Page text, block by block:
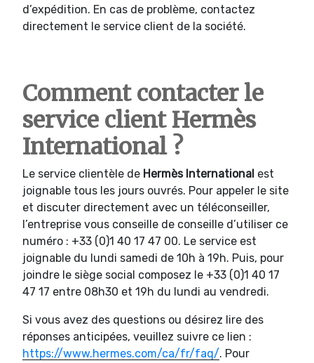
d’expédition. En cas de problème, contactez
directement le service client de la société.
Comment contacter le
service client Hermès
International ?
Le service clientèle de Hermès International est
joignable tous les jours ouvrés. Pour appeler le site
et discuter directement avec un téléconseiller,
l’entreprise vous conseille de conseille d’utiliser ce
numéro : +33 (0)1 40 17 47 00. Le service est
joignable du lundi samedi de 10h à 19h. Puis, pour
joindre le siège social composez le +33 (0)1 40 17
47 17 entre 08h30 et 19h du lundi au vendredi.
Si vous avez des questions ou désirez lire des
réponses anticipées, veuillez suivre ce lien :
https://www.hermes.com/ca/fr/faq/. Pour